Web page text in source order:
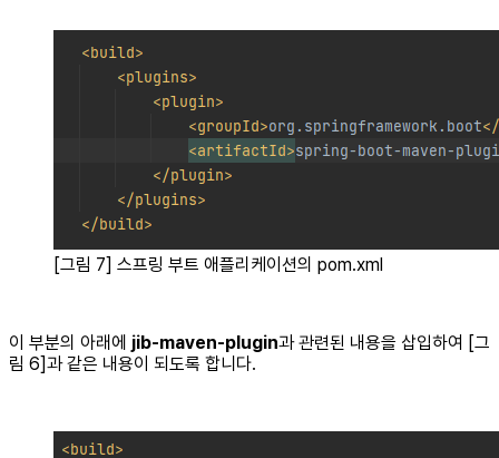
[그림 7] 스프링 부트 애플리케이션의 pom.xml
이 부분의 아래에 jib-maven-plugin과 관련된 내용을 삽입하여 [그
림 6]과 같은 내용이 되도록 합니다.